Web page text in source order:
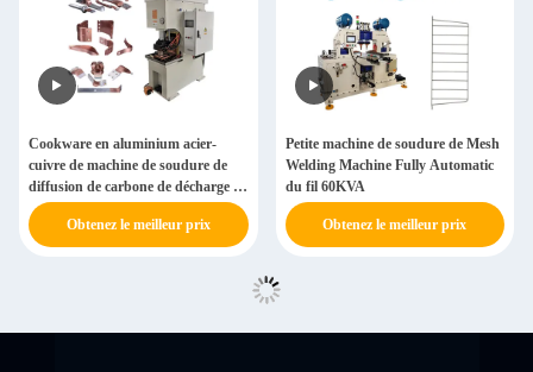
Cookware en aluminium acier-
cuivre de machine de soudure de
diffusion de carbone de décharge de
condensateur
Obtenez le meilleur prix
Petite machine de soudure de Mesh
Welding Machine Fully Automatic
du fil 60KVA
Obtenez le meilleur prix